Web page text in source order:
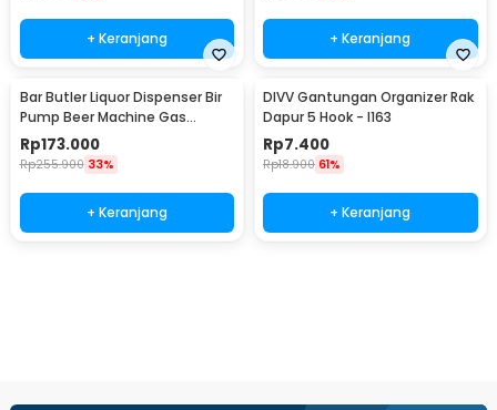
+ Keranjang + Keranjang
Bar Butler Liquor Dispenser Bir
Pump Beer Machine Gas
Station 900ml - P-36
Rp173.000
Rp255.900 33%
+ Keranjang
DIVV Gantungan Organizer Rak
Dapur 5 Hook - I163
Rp7.400
Rp18.900 61%
+ Keranjang